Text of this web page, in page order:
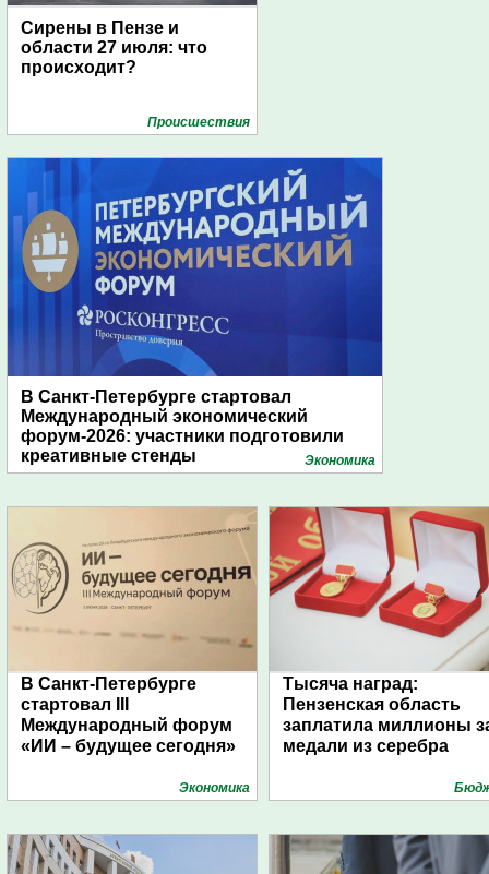
Сирены в Пензе и
области 27 июля: что
происходит?
Проиcшествия
В Санкт-Петербурге стартовал
Международный экономический
форум-2026: участники подготовили
креативные стенды
Экономика
В Санкт-Петербурге
стартовал III
Международный форум
«ИИ – будущее сегодня»
Экономика
Тысяча наград:
Пензенская область
заплатила миллионы
медали из серебра